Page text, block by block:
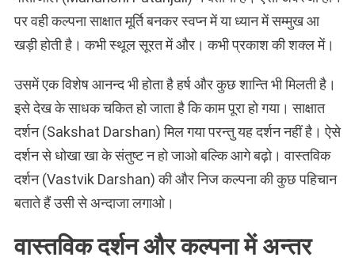
पर वही कल्पना साक्षात मूर्ति बनकर स्वप्न में या ध्यान में सम्मुख आ
खड़ी होती है। कभी स्थूल सूरत में और। कभी प्रकाश की शक्ल में।
उसमें एक विशेष आनन्द भी होता है हर्ष और कुछ शान्ति भी मिलती है।
इसे देख के साधक चकित हो जाता है कि काम पूरा हो गया। साक्षात
दर्शन (Sakshat Darshan) मिल गया परन्तु यह दर्शन नहीं है। ऐसे
दर्शन से धोखा खा के संतुष्ट न हो जाओ बल्कि आगे बढ़ो। वास्तविक
दर्शन (Vastvik Darshan) की और निज कल्पना की कुछ पहिचान
बताते हैं उसी से अन्दाजा लगाओ।
वास्तविक दर्शन और कल्पना में अन्तर